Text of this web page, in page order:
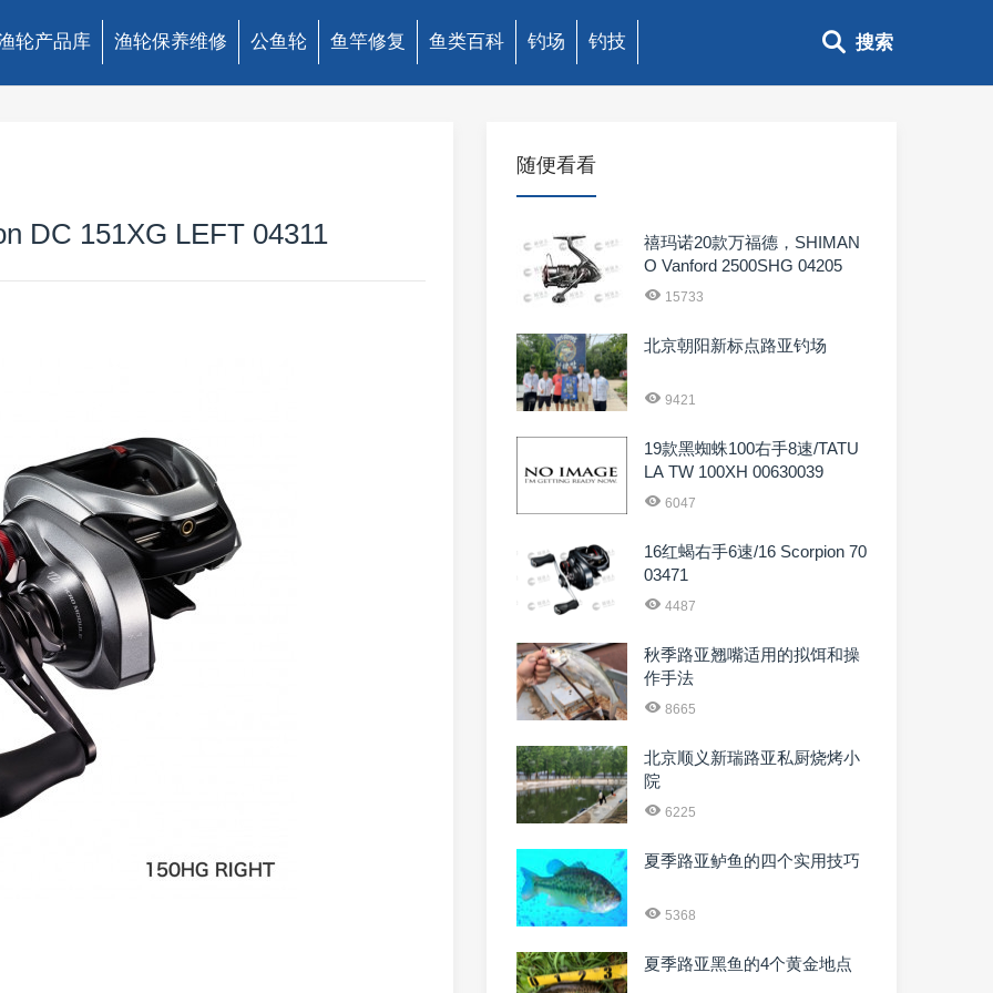
轮产品库 渔轮保养维修 公鱼轮 鱼竿修复 鱼类百科 钓场 钓技 搜索
DC 151XG LEFT 04311
随便看看
禧玛诺20款万福德，SHIMAN
O Vanford 2500SHG 04205
15733
北京朝阳新标点路亚钓场
9421
19款黑蜘蛛100右手8速/TATU
LA TW 100XH 00630039
6047
16红蝎右手6速/16 Scorpion 70
03471
4487
秋季路亚翘嘴适用的拟饵和操
作手法
8665
北京顺义新瑞路亚私厨烧烤小
院
6225
夏季路亚鲈鱼的四个实用技巧
5368
夏季路亚黑鱼的4个黄金地点